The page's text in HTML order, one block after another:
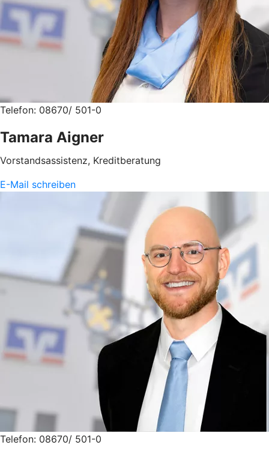
Telefon: 08670/ 501-0
Tamara Aigner
Vorstandsassistenz, Kreditberatung
E-Mail schreiben
Telefon: 08670/ 501-0